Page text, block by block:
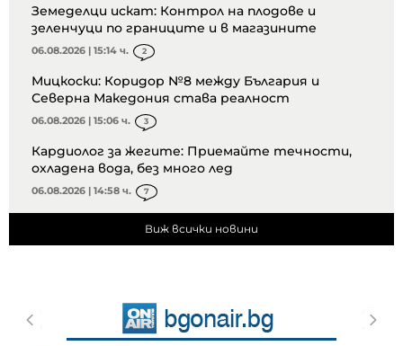
Земеделци искат: Контрол на плодове и
зеленчуци по границите и в магазините
06.08.2026 | 15:14 ч. 2
Мицкоски: Коридор №8 между България и
Северна Македония става реалност
06.08.2026 | 15:06 ч. 3
Кардиолог за жегите: Приемайте течности,
охладена вода, без много лед
06.08.2026 | 14:58 ч. 7
Виж всички новини